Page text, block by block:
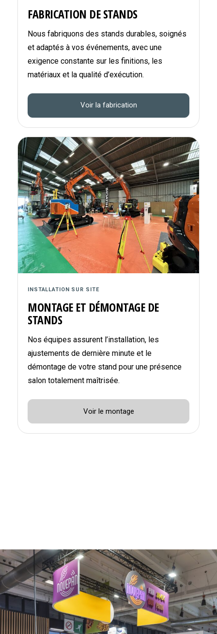
FABRICATION DE STANDS
Nous fabriquons des stands durables, soignés
et adaptés à vos événements, avec une
exigence constante sur les finitions, les
matériaux et la qualité d’exécution.
Voir la fabrication
INSTALLATION SUR SITE
MONTAGE ET DÉMONTAGE DE
STANDS
Nos équipes assurent l’installation, les
ajustements de dernière minute et le
démontage de votre stand pour une présence
salon totalement maîtrisée.
Voir le montage